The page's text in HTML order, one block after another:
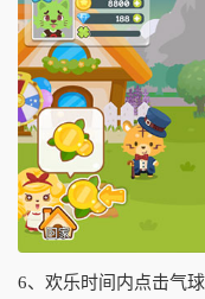
6、欢乐时间内点击气